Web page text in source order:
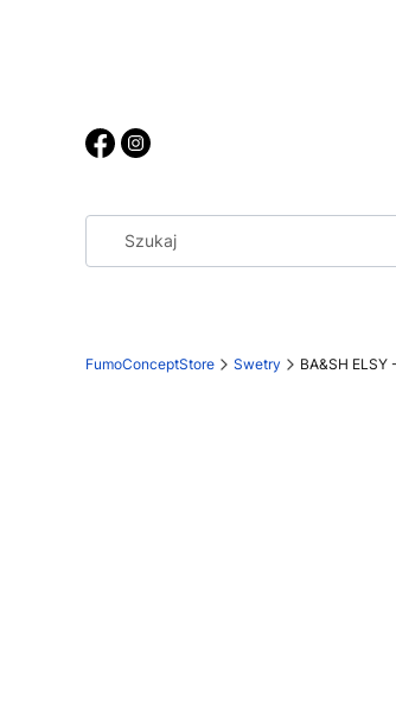
FumoConceptStore Swetry BA&SH